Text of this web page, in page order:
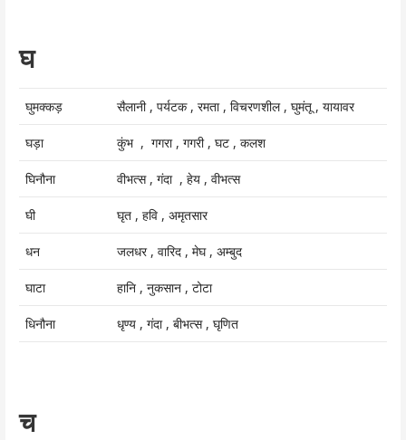
घ
घुमक्कड़ सैलानी , पर्यटक , रमता , विचरणशील , घुमंतू , यायावर
घड़ा कुंभ , गगरा , गगरी , घट , कलश
घिनौना वीभत्स , गंदा , हेय , वीभत्स
घी घृत , हवि , अमृतसार
धन जलधर , वारिद , मेघ , अम्बुद
घाटा हानि , नुकसान , टोटा
धिनौना धृण्य , गंदा , बीभत्स , घृणित
च